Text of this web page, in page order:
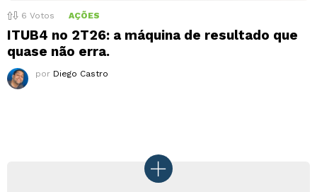
6 Votos AÇÕES
ITUB4 no 2T26: a máquina de resultado que
quase não erra.
por Diego Castro